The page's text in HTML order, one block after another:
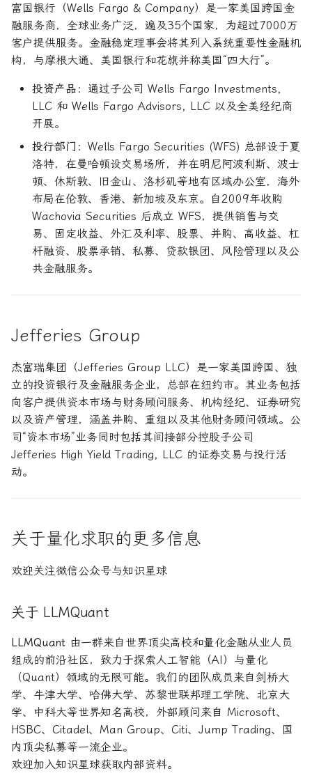
富国银行（Wells Fargo & Company）是一家美国跨国金
融服务商，全球业务广泛，遍及35个国家，为超过7000万
客户提供服务。金融稳定理事会将其列入系统重要性金融机
构，与摩根大通、美国银行和花旗并称美国“四大行”。
投资产品 ：通过子公司 Wells Fargo Investments,
LLC 和 Wells Fargo Advisors, LLC 以及全美经纪商
开展。
投行部门 ：Wells Fargo Securities (WFS) 总部设于夏
洛特，在曼哈顿设交易场所，并在明尼阿波利斯、波士
顿、休斯敦、旧金山、洛杉矶等地有区域办公室，海外
布局在伦敦、香港、新加坡及东京。自2009年收购
Wachovia Securities 后成立 WFS，提供销售与交
易、固定收益、外汇及利率、股票、并购、高收益、杠
杆融资、股票承销、私募、贷款银团、风险管理以及公
共金融服务。
Jefferies Group
杰富瑞集团（Jefferies Group LLC）是一家美国跨国、独
立的投资银行及金融服务企业，总部在纽约市。其业务包括
向客户提供资本市场与财务顾问服务、机构经纪、证券研究
以及资产管理，涵盖并购、重组以及其他财务顾问领域。公
司“资本市场”业务同时包括其间接部分控股子公司
Jefferies High Yield Trading, LLC 的证券交易与投行活
动。
关于量化求职的更多信息
欢迎关注微信公众号与知识星球
关于 LLMQuant
LLMQuant 由一群来自世界顶尖高校和量化金融从业人员
组成的前沿社区，致力于探索人工智能（AI）与量化
（Quant）领域的无限可能。我们的团队成员来自剑桥大
学、牛津大学、哈佛大学、苏黎世联邦理工学院、北京大
学、中科大等世界知名高校，外部顾问来自 Microsoft、
HSBC、Citadel、Man Group、Citi、Jump Trading、国
内顶尖私募等一流企业。
欢迎加入知识星球获取内部资料。